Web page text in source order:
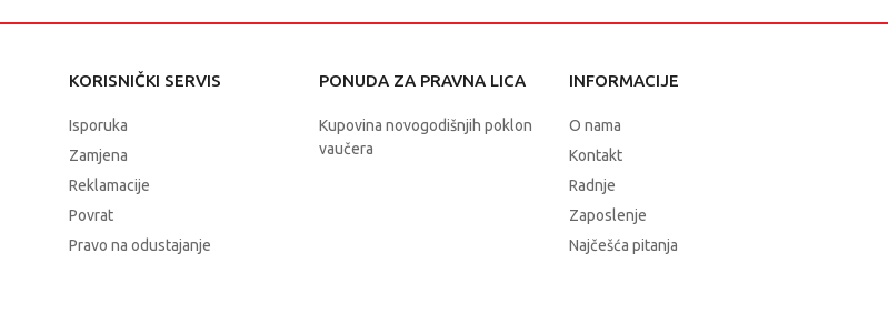
KORISNIČKI SERVIS
Isporuka
Zamjena
Reklamacije
Povrat
Pravo na odustajanje
PONUDA ZA PRAVNA LICA
Kupovina novogodišnjih poklon
vaučera
INFORMACIJE
O nama
Kontakt
Radnje
Zaposlenje
Najčešća pitanja